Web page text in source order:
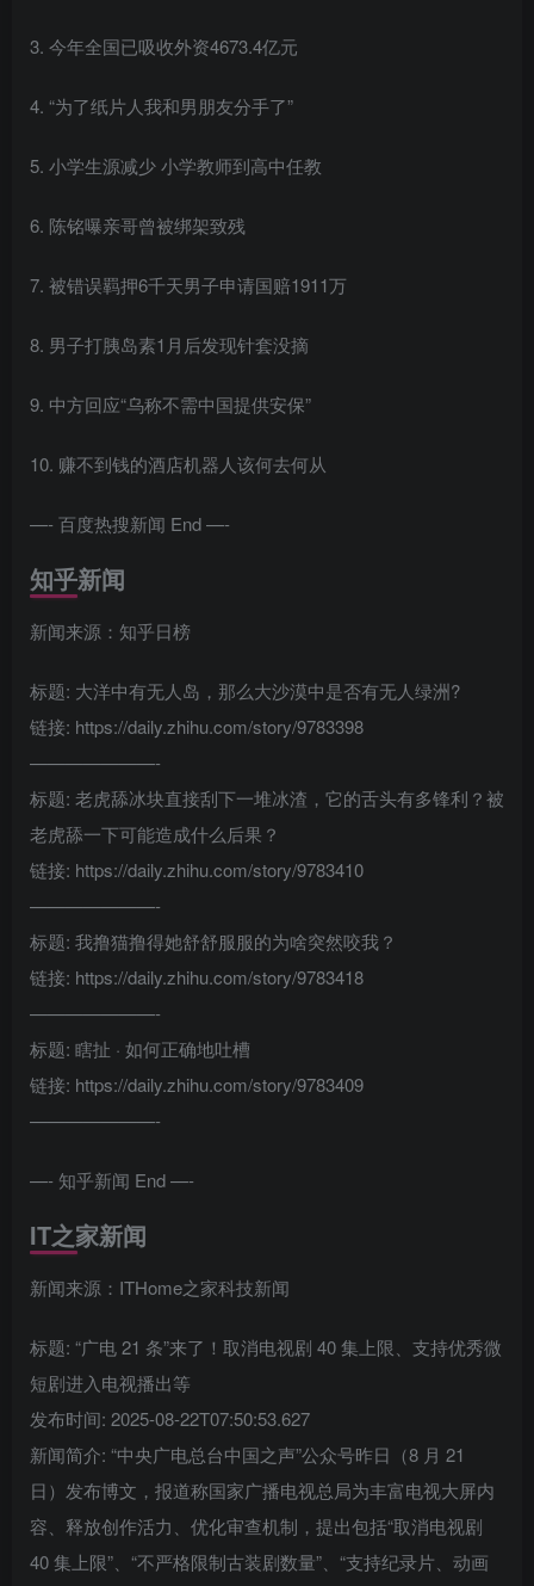
3. 今年全国已吸收外资4673.4亿元
4. “为了纸片人我和男朋友分手了”
5. 小学生源减少 小学教师到高中任教
6. 陈铭曝亲哥曾被绑架致残
7. 被错误羁押6千天男子申请国赔1911万
8. 男子打胰岛素1月后发现针套没摘
9. 中方回应“乌称不需中国提供安保”
10. 赚不到钱的酒店机器人该何去何从
—- 百度热搜新闻 End —-
知乎新闻
新闻来源：知乎日榜
标题: 大洋中有无人岛，那么大沙漠中是否有无人绿洲?
链接: https://daily.zhihu.com/story/9783398
———————-
标题: 老虎舔冰块直接刮下一堆冰渣，它的舌头有多锋利？被
老虎舔一下可能造成什么后果？
链接: https://daily.zhihu.com/story/9783410
———————-
标题: 我撸猫撸得她舒舒服服的为啥突然咬我？
链接: https://daily.zhihu.com/story/9783418
———————-
标题: 瞎扯 · 如何正确地吐槽
链接: https://daily.zhihu.com/story/9783409
———————-
—- 知乎新闻 End —-
IT之家新闻
新闻来源：ITHome之家科技新闻
标题: “广电 21 条”来了！取消电视剧 40 集上限、支持优秀微
短剧进入电视播出等
发布时间: 2025-08-22T07:50:53.627
新闻简介: “中央广电总台中国之声”公众号昨日（8 月 21
日）发布博文，报道称国家广播电视总局为丰富电视大屏内
容、释放创作活力、优化审查机制，提出包括“取消电视剧
40 集上限”、“不严格限制古装剧数量”、“支持纪录片、动画